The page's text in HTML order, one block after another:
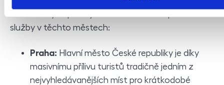
služby v těchto městech:
Praha: Hlavní město České republiky je díky
masivnímu přílivu turistů tradičně jedním z
nejvyhledávanějších míst pro krátkodobé